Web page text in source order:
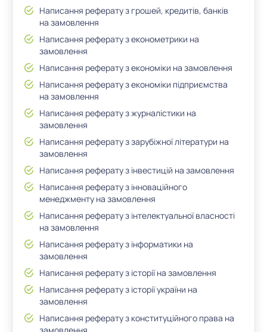
Написання реферату з грошей, кредитів, банків
на замовлення
Написання реферату з економетрики на
замовлення
Написання реферату з економіки на замовлення
Написання реферату з економіки підприємства
на замовлення
Написання реферату з журналістики на
замовлення
Написання реферату з зарубіжної літератури на
замовлення
Написання реферату з інвестицій на замовлення
Написання реферату з інноваційного
менеджменту на замовлення
Написання реферату з інтелектуальної власності
на замовлення
Написання реферату з інформатики на
замовлення
Написання реферату з історії на замовлення
Написання реферату з історії україни на
замовлення
Написання реферату з конституційного права на